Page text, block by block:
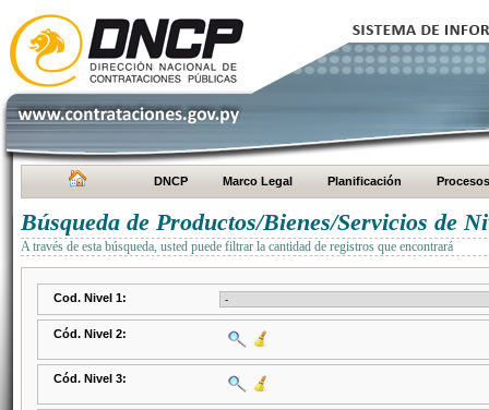
DNCP Marco Legal Planificación Procesos
Búsqueda de Productos/Bienes/Servicios de
A través de esta búsqueda, usted puede filtrar la cantidad de registros que encontrará
Cod. Nivel 1:
Cód. Nivel 2:
Cód. Nivel 3: